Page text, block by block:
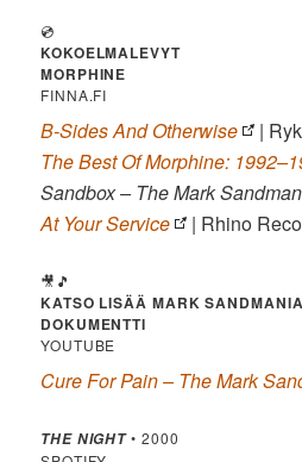
💿
KOKOELMALEVYT
MORPHINE
FINNA.FI
B-Sides And Otherwise
|
The Best Of Morphine:
Sandbox – The Mark
At Your Service
| Rhino
🎥🎵
KATSO LISÄÄ MARK
DOKUMENTTI
YOUTUBE
Cure For Pain – The Mark
THE NIGHT• 2000